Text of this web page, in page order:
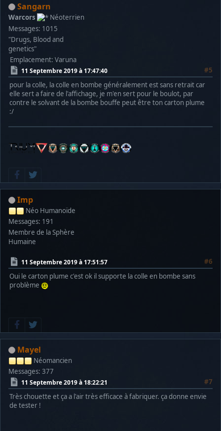
Sangarn
Warcors
Néoterrien
Messages: 1015
"Drugs, Blood and
genetics"
Emplacement: Varuna
11 Septembre 2019 à 17:47:40
#5
pour la colle, la colle en bombe généralement est sans retrait car
elle sert a faire de l'affichage, je m'en sert pour le boulot, par
contre le solvant de la bombe bouffe peut être ton carton plume
:/
Imp
Néo Humanoïde
Messages: 191
Membre de la Sphère
Humaine
11 Septembre 2019 à 17:51:57
#6
Oui le carton plume c'est ok il supporte la colle en bombe sans
problème
Mayel
Néomancien
Messages: 377
11 Septembre 2019 à 18:22:21
#7
Très chouette et ça a l'air très efficace à fabriquer. ça donne envie
de tester !